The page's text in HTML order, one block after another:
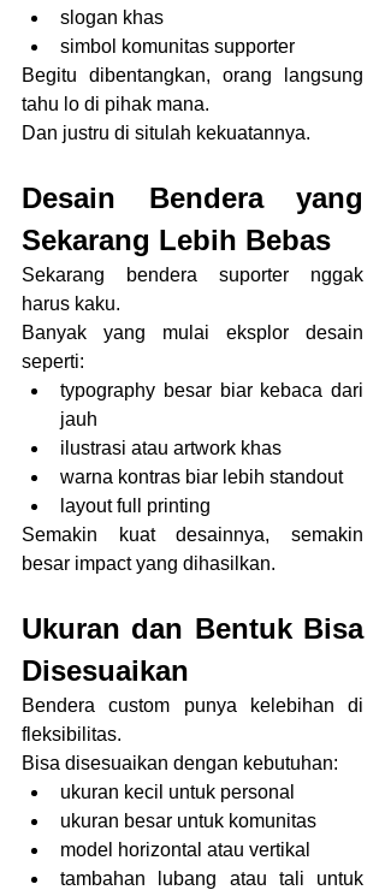
slogan khas
simbol komunitas supporter
Begitu dibentangkan, orang langsung
tahu lo di pihak mana.
Dan justru di situlah kekuatannya.
Desain Bendera yang
Sekarang Lebih Bebas
Sekarang bendera suporter nggak
harus kaku.
Banyak yang mulai eksplor desain
seperti:
typography besar biar kebaca dari
jauh
ilustrasi atau artwork khas
warna kontras biar lebih standout
layout full printing
Semakin kuat desainnya, semakin
besar impact yang dihasilkan.
Ukuran dan Bentuk Bisa
Disesuaikan
Bendera custom punya kelebihan di
fleksibilitas.
Bisa disesuaikan dengan kebutuhan:
ukuran kecil untuk personal
ukuran besar untuk komunitas
model horizontal atau vertikal
tambahan lubang atau tali untuk